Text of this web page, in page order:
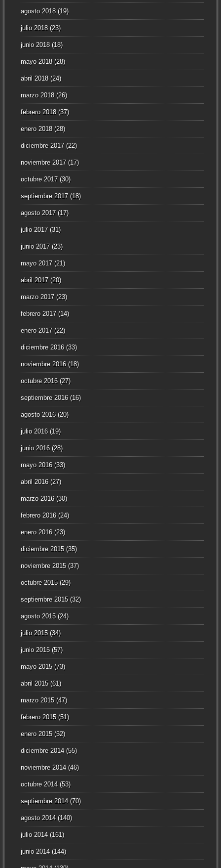
agosto 2018(19)
julio 2018(23)
junio 2018(18)
mayo 2018(28)
abril 2018(24)
marzo 2018(26)
febrero 2018(37)
enero 2018(28)
diciembre 2017(22)
noviembre 2017(17)
octubre 2017(30)
septiembre 2017(18)
agosto 2017(17)
julio 2017(31)
junio 2017(23)
mayo 2017(21)
abril 2017(20)
marzo 2017(23)
febrero 2017(14)
enero 2017(22)
diciembre 2016(33)
noviembre 2016(18)
octubre 2016(27)
septiembre 2016(16)
agosto 2016(20)
julio 2016(19)
junio 2016(28)
mayo 2016(33)
abril 2016(27)
marzo 2016(30)
febrero 2016(24)
enero 2016(23)
diciembre 2015(35)
noviembre 2015(37)
octubre 2015(29)
septiembre 2015(32)
agosto 2015(24)
julio 2015(34)
junio 2015(57)
mayo 2015(73)
abril 2015(61)
marzo 2015(47)
febrero 2015(51)
enero 2015(52)
diciembre 2014(55)
noviembre 2014(46)
octubre 2014(53)
septiembre 2014(70)
agosto 2014(140)
julio 2014(161)
junio 2014(144)